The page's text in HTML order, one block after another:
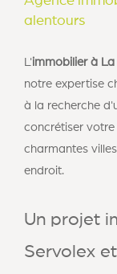
alentours
L'immobilier à
notre expertise
à la recherche
concrétiser
charmantes
endroit.
Un projet
Servolex